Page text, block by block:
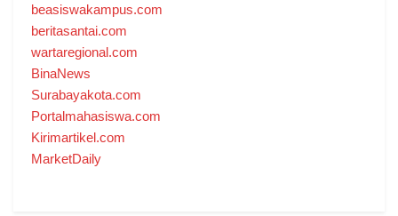
beasiswakampus.com
beritasantai.com
wartaregional.com
BinaNews
Surabayakota.com
Portalmahasiswa.com
Kirimartikel.com
MarketDaily